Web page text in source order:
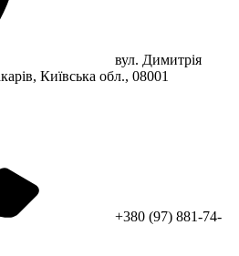
вул. Димитрія
Київська обл., 08001
+380 (97) 881-74-